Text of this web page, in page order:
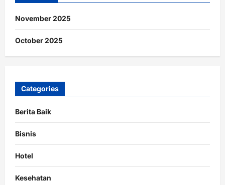
November 2025
October 2025
Categories
Berita Baik
Bisnis
Hotel
Kesehatan